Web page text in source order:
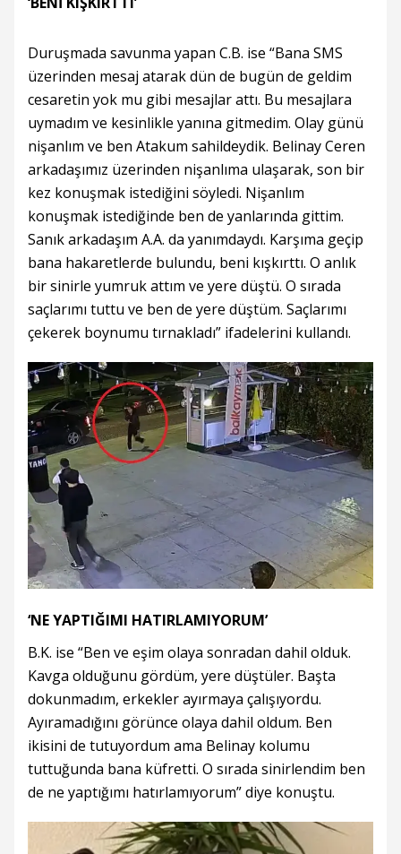
Duruşmada savunma yapan C.B. ise “Bana SMS
üzerinden mesaj atarak dün de bugün de geldim
cesaretin yok mu gibi mesajlar attı. Bu mesajlara
uymadım ve kesinlikle yanına gitmedim. Olay günü
nişanlım ve ben Atakum sahildeydik. Belinay Ceren
arkadaşımız üzerinden nişanlıma ulaşarak, son bir
kez konuşmak istediğini söyledi. Nişanlım
konuşmak istediğinde ben de yanlarında gittim.
Sanık arkadaşım A.A. da yanımdaydı. Karşıma geçip
bana hakaretlerde bulundu, beni kışkırttı. O anlık
bir sinirle yumruk attım ve yere düştü. O sırada
saçlarımı tuttu ve ben de yere düştüm. Saçlarımı
çekerek boynumu tırnakladı” ifadelerini kullandı.
‘NE YAPTIĞIMI HATIRLAMIYORUM’
B.K. ise “Ben ve eşim olaya sonradan dahil olduk.
Kavga olduğunu gördüm, yere düştüler. Başta
dokunmadım, erkekler ayırmaya çalışıyordu.
Ayıramadığını görünce olaya dahil oldum. Ben
ikisini de tutuyordum ama Belinay kolumu
tuttuğunda bana küfretti. O sırada sinirlendim ben
de ne yaptığımı hatırlamıyorum” diye konuştu.